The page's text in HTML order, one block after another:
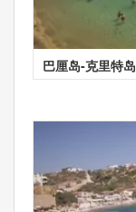
巴厘岛-克里特岛